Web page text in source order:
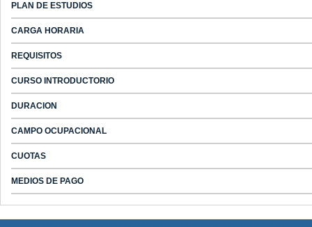
PLAN DE ESTUDIOS
CARGA HORARIA
REQUISITOS
CURSO INTRODUCTORIO
DURACION
CAMPO OCUPACIONAL
CUOTAS
MEDIOS DE PAGO